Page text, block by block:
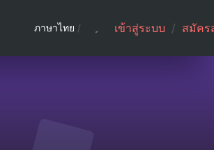
ภาษาไทย / เข้าสู่ระบบ / สมัคร